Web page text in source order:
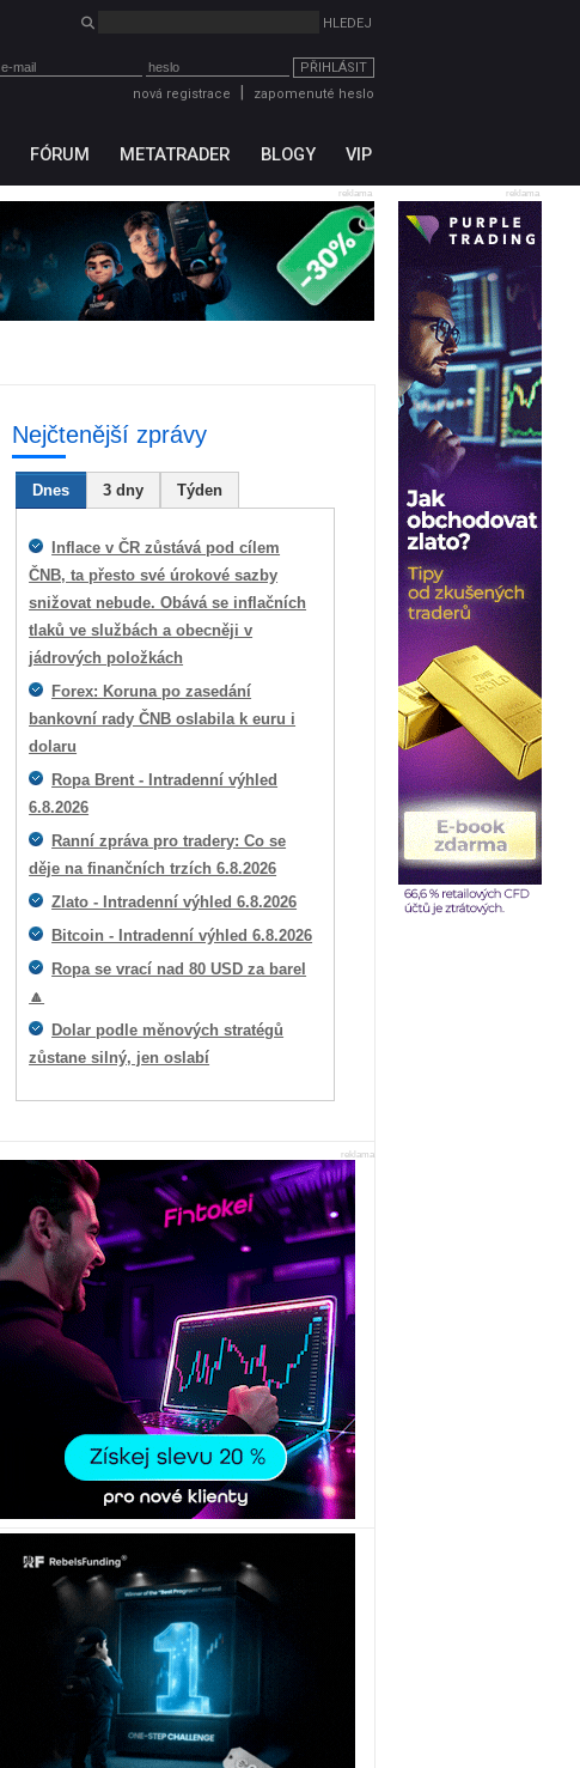
PŘIHLÁSIT
nová registrace
zapomenuté heslo
FÓRUM METATRADER BLOGY VIP
reklama
reklama
Nejčtenější zprávy
Dnes 3 dny Týden
Inflace v ČR zůstává pod cílem
ČNB, ta přesto své úrokové sazby
snižovat nebude. Obává se inflačních
tlaků ve službách a obecněji v
jádrových položkách
Forex: Koruna po zasedání
bankovní rady ČNB oslabila k euru i
dolaru
Ropa Brent - Intradenní výhled
6.8.2026
Ranní zpráva pro tradery: Co se
děje na finančních trzích 6.8.2026
Zlato - Intradenní výhled 6.8.2026
Bitcoin - Intradenní výhled 6.8.2026
Ropa se vrací nad 80 USD za barel
🔼
Dolar podle měnových stratégů
zůstane silný, jen oslabí
reklama